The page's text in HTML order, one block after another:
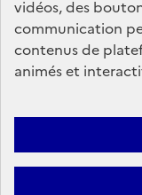
vidéos, des
communication
contenus de
animés et
legifrance.gouv.fr
service-